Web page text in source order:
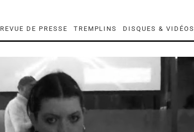
REVUE DE PRESSE TREMPLINS DISQUES & VIDÉOS